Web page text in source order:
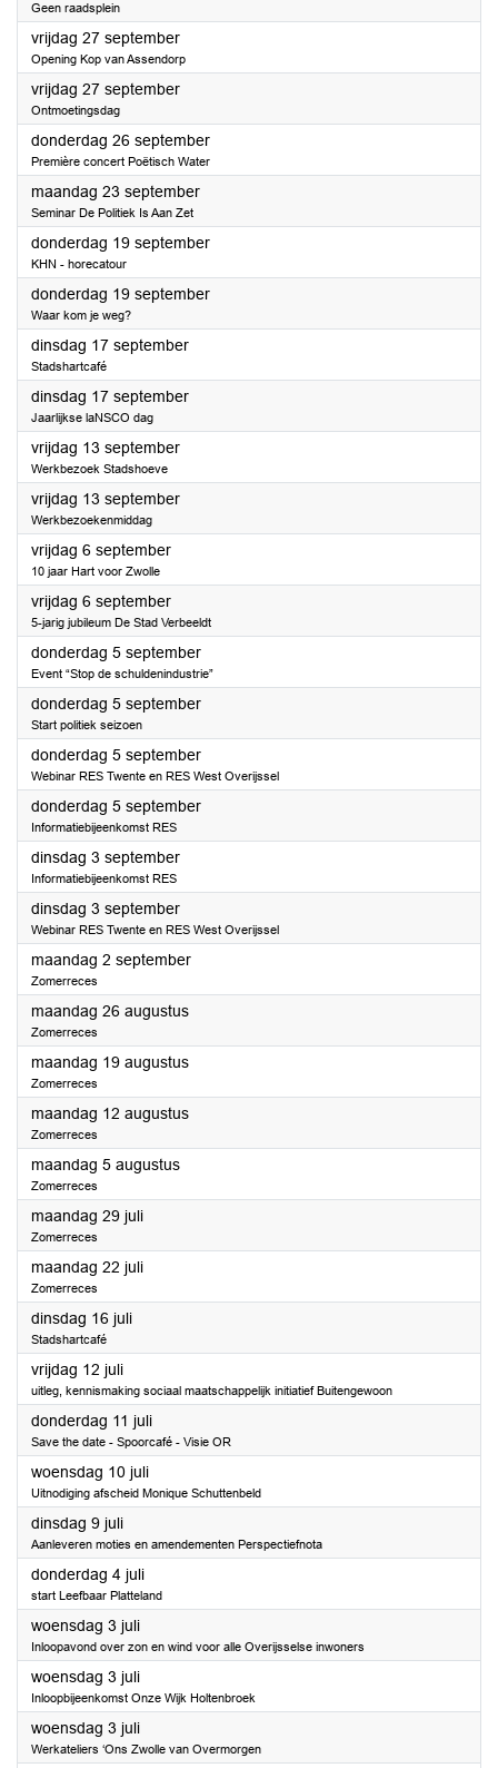
Geen raadsplein
vrijdag 27 september2024
Opening Kop van Assendorp
vrijdag 27 september2024
Ontmoetingsdag
donderdag 26 september2024
Première concert Poëtisch Water
maandag 23 september2024
Seminar De Politiek Is Aan Zet
donderdag 19 september2024
KHN - horecatour
donderdag 19 september2024
Waar kom je weg?
dinsdag 17 september2024
Stadshartcafé
dinsdag 17 september2024
Jaarlijkse laNSCO dag
vrijdag 13 september2024
Werkbezoek Stadshoeve
vrijdag 13 september2024
Werkbezoekenmiddag
vrijdag 6 september2024
10 jaar Hart voor Zwolle
vrijdag 6 september2024
5-jarig jubileum De Stad Verbeeldt
donderdag 5 september2024
Event “Stop de schuldenindustrie”
donderdag 5 september2024
Start politiek seizoen
donderdag 5 september2024
Webinar RES Twente en RES West Overijssel
donderdag 5 september2024
Informatiebijeenkomst RES
dinsdag 3 september2024
Informatiebijeenkomst RES
dinsdag 3 september2024
Webinar RES Twente en RES West Overijssel
maandag 2 september2024
Zomerreces
maandag 26 augustus2024
Zomerreces
maandag 19 augustus2024
Zomerreces
maandag 12 augustus2024
Zomerreces
maandag 5 augustus2024
Zomerreces
maandag 29 juli2024
Zomerreces
maandag 22 juli2024
Zomerreces
dinsdag 16 juli2024
Stadshartcafé
vrijdag 12 juli2024
uitleg, kennismaking sociaal maatschappelijk initiatief Buitengewoon
donderdag 11 juli2024
Save the date - Spoorcafé - Visie OR
woensdag 10 juli2024
Uitnodiging afscheid Monique Schuttenbeld
dinsdag 9 juli2024
Aanleveren moties en amendementen Perspectiefnota
donderdag 4 juli2024
start Leefbaar Platteland
woensdag 3 juli2024
Inloopavond over zon en wind voor alle Overijsselse inwoners
woensdag 3 juli2024
Inloopbijeenkomst Onze Wijk Holtenbroek
woensdag 3 juli2024
Werkateliers ‘Ons Zwolle van Overmorgen